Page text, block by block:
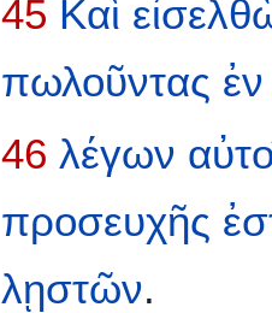
45 Καὶ
πωλοῦντας ἐν
46 λέγων
προσευχῆς
λῃστῶν.